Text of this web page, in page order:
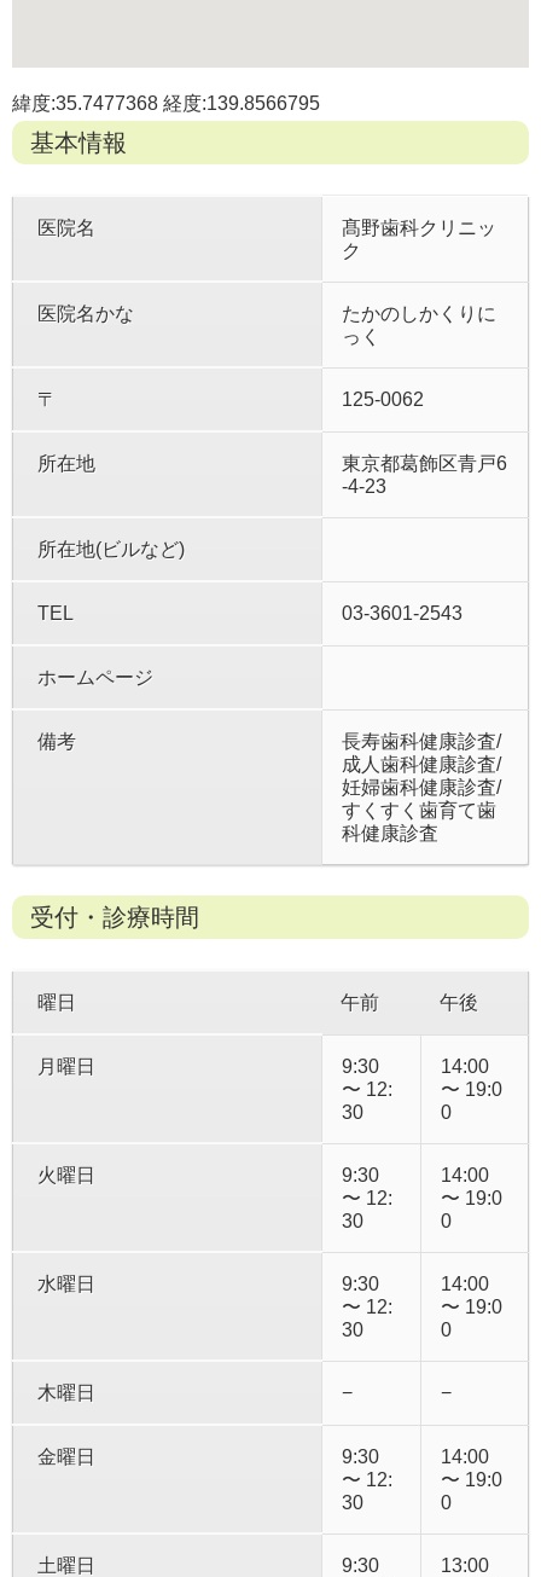
緯度:35.7477368 経度:139.8566795
基本情報
医院名
髙野歯科クリニッ
ク
医院名かな
たかのしかくりに
っく
〒 125-0062
所在地
東京都葛飾区青戸6
-4-23
所在地(ビルなど)
TEL 03-3601-2543
ホームページ
備考
長寿歯科健康診査/
成人歯科健康診査/
妊婦歯科健康診査/
すくすく歯育て歯
科健康診査
受付・診療時間
曜日 午前 午後
月曜日
9:30
〜 12:
30
14:00
〜 19:0
0
火曜日
9:30
〜 12:
30
14:00
〜 19:0
0
水曜日
9:30
〜 12:
30
14:00
〜 19:0
0
木曜日 − −
金曜日
9:30
〜 12:
30
14:00
〜 19:0
0
土曜日
9:30
13:00